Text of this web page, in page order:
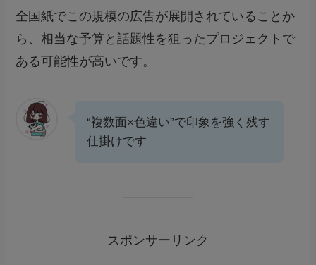
全国紙でこの規模の広告が展開されていることか
ら、相当な予算と話題性を狙ったプロジェクトで
ある可能性が高いです。
“複数面×色違い”で印象を強く残す
仕掛けです
スポンサーリンク